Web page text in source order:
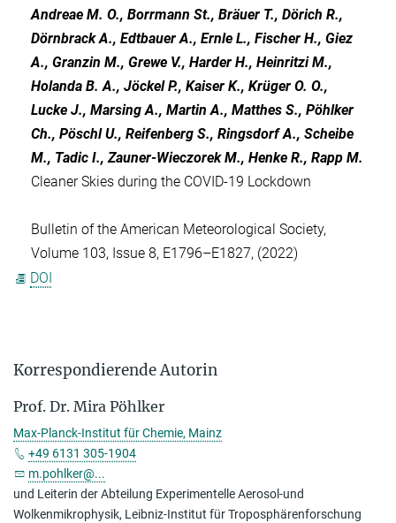
Andreae M. O., Borrmann St., Bräuer T., Dörich R.,
Dörnbrack A., Edtbauer A., Ernle L., Fischer H., Giez
A., Granzin M., Grewe V., Harder H., Heinritzi M.,
Holanda B. A., Jöckel P., Kaiser K., Krüger O. O.,
Lucke J., Marsing A., Martin A., Matthes S., Pöhlker
Ch., Pöschl U., Reifenberg S., Ringsdorf A., Scheibe
M., Tadic I., Zauner-Wieczorek M., Henke R., Rapp M.
Cleaner Skies during the COVID-19 Lockdown
Bulletin of the American Meteorological Society,
Volume 103, Issue 8, E1796–E1827, (2022)
DOI
Korrespondierende Autorin
Prof. Dr. Mira Pöhlker
Max-Planck-Institut für Chemie, Mainz
+49 6131 305-1904
m.pohlker@...
und Leiterin der Abteilung Experimentelle Aerosol-und
Wolkenmikrophysik, Leibniz-Institut für Troposphärenforschung